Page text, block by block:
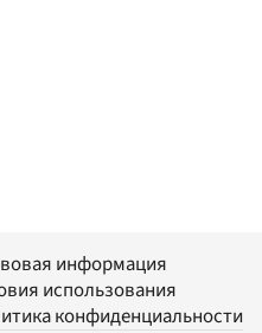
информация
использования
конфиденциальности